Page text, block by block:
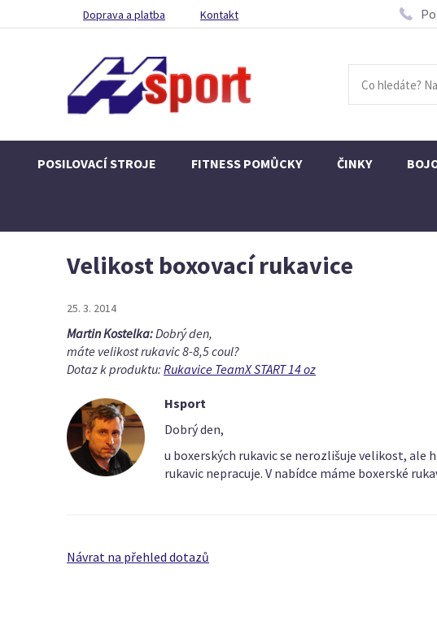
Doprava a platba Kontakt
POSILOVACÍ STROJE FITNESS POMŮCKY ČINKY
Velikost boxovací rukavice
25. 3. 2014
Martin Kostelka:Dobrý den,
máte velikost rukavic 8-8,5 coul?
Dotaz k produktu: Rukavice TeamX START 14 oz
Hsport
Dobrý den,
u boxerských rukavic se nerozlišuje velikost, ale
rukavic nepracuje. V nabídce máme boxerské
Návrat na přehled dotazů